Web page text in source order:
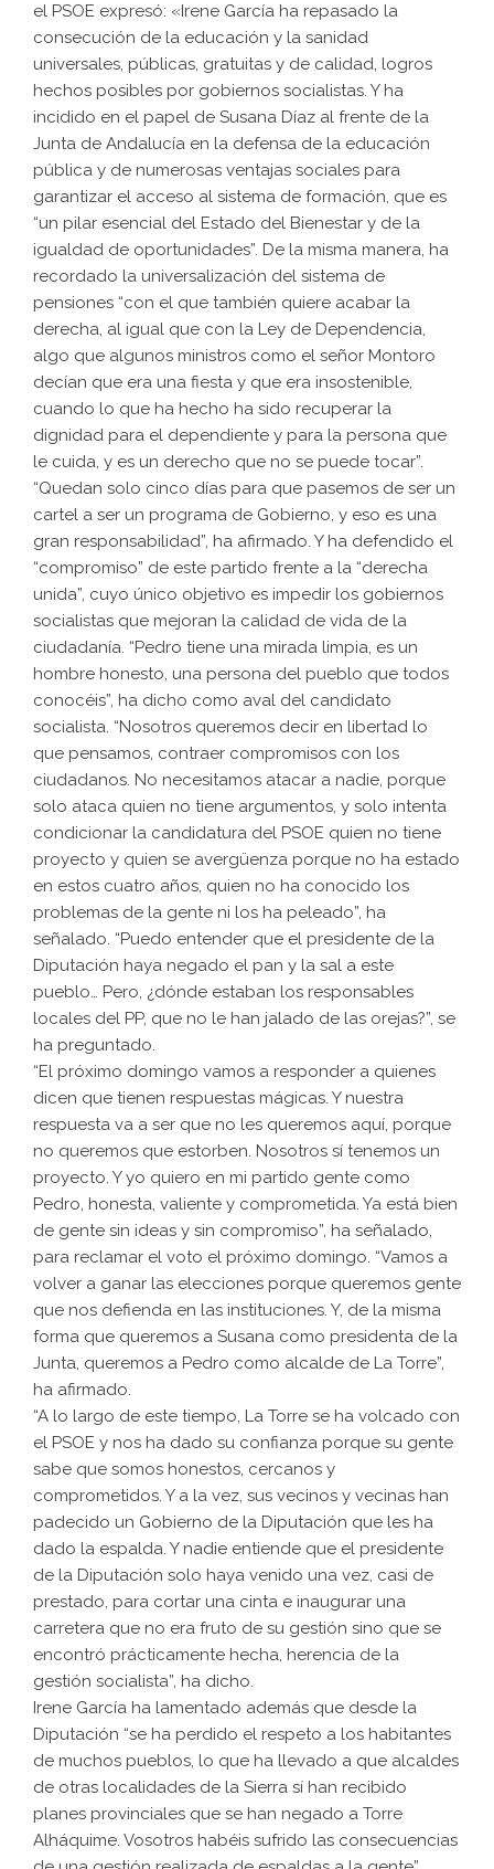
el PSOE expresó: «Irene García ha repasado la
consecución de la educación y la sanidad
universales, públicas, gratuitas y de calidad, logros
hechos posibles por gobiernos socialistas. Y ha
incidido en el papel de Susana Díaz al frente de la
Junta de Andalucía en la defensa de la educación
pública y de numerosas ventajas sociales para
garantizar el acceso al sistema de formación, que es
“un pilar esencial del Estado del Bienestar y de la
igualdad de oportunidades”. De la misma manera, ha
recordado la universalización del sistema de
pensiones “con el que también quiere acabar la
derecha, al igual que con la Ley de Dependencia,
algo que algunos ministros como el señor Montoro
decían que era una fiesta y que era insostenible,
cuando lo que ha hecho ha sido recuperar la
dignidad para el dependiente y para la persona que
le cuida, y es un derecho que no se puede tocar”.
“Quedan solo cinco días para que pasemos de ser un
cartel a ser un programa de Gobierno, y eso es una
gran responsabilidad”, ha afirmado. Y ha defendido el
“compromiso” de este partido frente a la “derecha
unida”, cuyo único objetivo es impedir los gobiernos
socialistas que mejoran la calidad de vida de la
ciudadanía. “Pedro tiene una mirada limpia, es un
hombre honesto, una persona del pueblo que todos
conocéis”, ha dicho como aval del candidato
socialista. “Nosotros queremos decir en libertad lo
que pensamos, contraer compromisos con los
ciudadanos. No necesitamos atacar a nadie, porque
solo ataca quien no tiene argumentos, y solo intenta
condicionar la candidatura del PSOE quien no tiene
proyecto y quien se avergüenza porque no ha estado
en estos cuatro años, quien no ha conocido los
problemas de la gente ni los ha peleado”, ha
señalado. “Puedo entender que el presidente de la
Diputación haya negado el pan y la sal a este
pueblo… Pero, ¿dónde estaban los responsables
locales del PP, que no le han jalado de las orejas?”, se
ha preguntado.
“El próximo domingo vamos a responder a quienes
dicen que tienen respuestas mágicas. Y nuestra
respuesta va a ser que no les queremos aquí, porque
no queremos que estorben. Nosotros sí tenemos un
proyecto. Y yo quiero en mi partido gente como
Pedro, honesta, valiente y comprometida. Ya está bien
de gente sin ideas y sin compromiso”, ha señalado,
para reclamar el voto el próximo domingo. “Vamos a
volver a ganar las elecciones porque queremos gente
que nos defienda en las instituciones. Y, de la misma
forma que queremos a Susana como presidenta de la
Junta, queremos a Pedro como alcalde de La Torre”,
ha afirmado.
“A lo largo de este tiempo, La Torre se ha volcado con
el PSOE y nos ha dado su confianza porque su gente
sabe que somos honestos, cercanos y
comprometidos. Y a la vez, sus vecinos y vecinas han
padecido un Gobierno de la Diputación que les ha
dado la espalda. Y nadie entiende que el presidente
de la Diputación solo haya venido una vez, casi de
prestado, para cortar una cinta e inaugurar una
carretera que no era fruto de su gestión sino que se
encontró prácticamente hecha, herencia de la
gestión socialista”, ha dicho.
Irene García ha lamentado además que desde la
Diputación “se ha perdido el respeto a los habitantes
de muchos pueblos, lo que ha llevado a que alcaldes
de otras localidades de la Sierra sí han recibido
planes provinciales que se han negado a Torre
Alháquime. Vosotros habéis sufrido las consecuencias